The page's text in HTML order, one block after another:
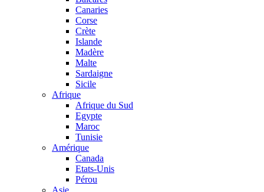
Canaries
Corse
Crète
Islande
Madère
Malte
Sardaigne
Sicile
Afrique
Afrique du Sud
Egypte
Maroc
Tunisie
Amérique
Canada
Etats-Unis
Pérou
Asie